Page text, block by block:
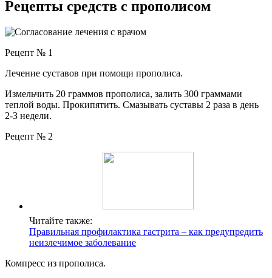
Рецепты средств с прополисом
Рецепт № 1
Лечение суставов при помощи прополиса.
Измельчить 20 граммов прополиса, залить 300 граммами
теплой воды. Прокипятить. Смазывать суставы 2 раза в день
2-3 недели.
Рецепт № 2
Читайте также:
Правильная профилактика гастрита – как предупредить
неизлечимое заболевание
Компресс из прополиса.